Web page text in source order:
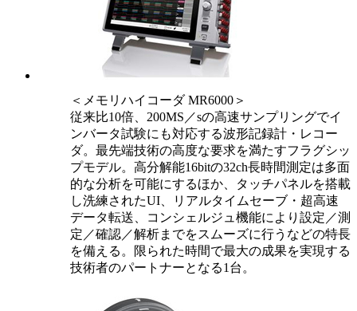
＜メモリハイコーダ MR6000＞
従来比10倍、200MS／sの高速サンプリングでイ
ンバータ試験にも対応する波形記録計・レコー
ダ。最先端技術の高度な要求を満たすフラグシッ
プモデル。高分解能16bitの32ch長時間測定は多面
的な分析を可能にするほか、タッチパネルを搭載
し洗練されたUI、リアルタイムセーブ・超高速
データ転送、コンシェルジュ機能により設定／測
定／確認／解析までをスムーズに行うなどの特長
を備える。限られた時間で最大の成果を実現する
技術者のパートナーとなる1台。